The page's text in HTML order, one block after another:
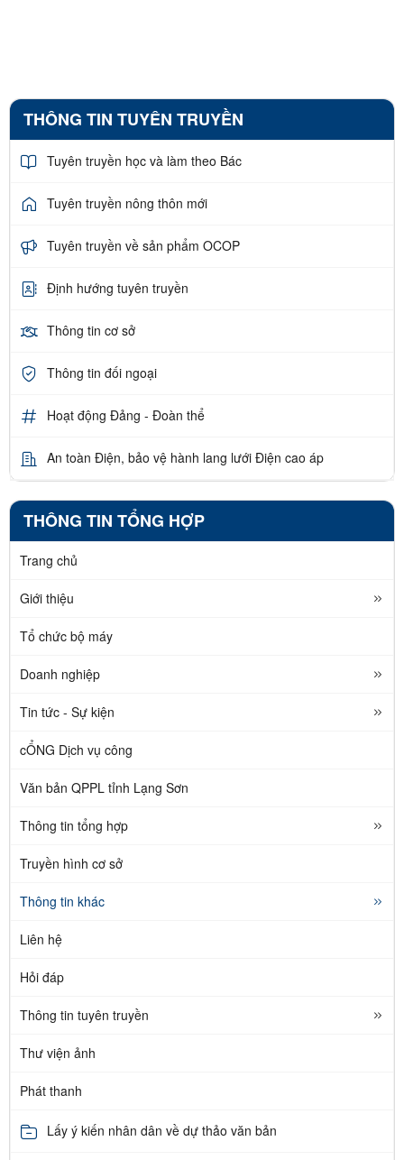
THÔNG TIN TUYÊN TRUYỀN
Tuyên truyền học và làm theo Bác
Tuyên truyền nông thôn mới
Tuyên truyền về sản phẩm OCOP
Định hướng tuyên truyền
Thông tin cơ sở
Thông tin đối ngoại
Hoạt động Đảng - Đoàn thể
An toàn Điện, bảo vệ hành lang lưới Điện cao áp
THÔNG TIN TỔNG HỢP
Trang chủ
Giới thiệu
Tổ chức bộ máy
Doanh nghiệp
Tin tức - Sự kiện
cỔNG Dịch vụ công
Văn bản QPPL tỉnh Lạng Sơn
Thông tin tổng hợp
Truyền hình cơ sở
Thông tin khác
Liên hệ
Hỏi đáp
Thông tin tuyên truyền
Thư viện ảnh
Phát thanh
Lấy ý kiến nhân dân về dự thảo văn bản